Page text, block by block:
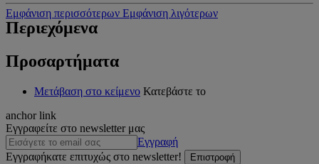
Εμφάνιση περισσότερων Εμφάνιση λιγότερων
Περιεχόμενα
Προσαρτήματα
Μετάβαση στο κείμενο Κατεβάστε το
anchor link
Εγγραφείτε στο newsletter μας
Εγγραφή
Εγγραφήκατε επιτυχώς στο newsletter!
Επιστροφή